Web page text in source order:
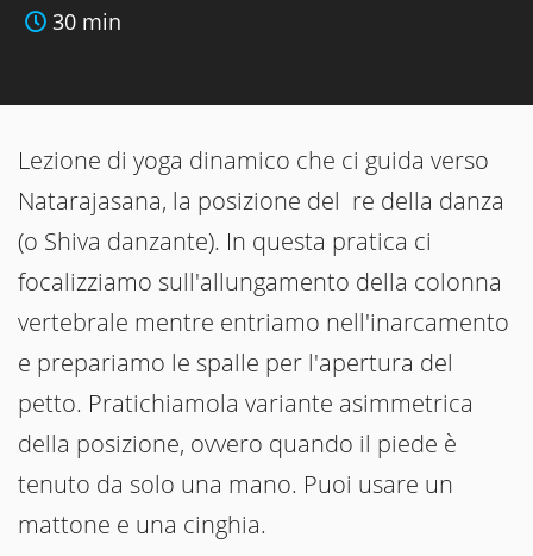
30 min
Lezione di yoga dinamico che ci guida verso
Natarajasana, la posizione del re della danza
(o Shiva danzante). In questa pratica ci
focalizziamo sull'allungamento della colonna
vertebrale mentre entriamo nell'inarcamento
e prepariamo le spalle per l'apertura del
petto. Pratichiamola variante asimmetrica
della posizione, ovvero quando il piede è
tenuto da solo una mano. Puoi usare un
mattone e una cinghia.